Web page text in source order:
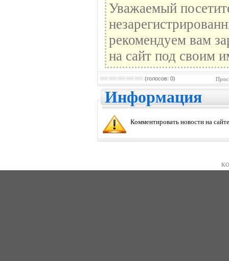
Уважаемый
рекомендуем вам
на сайт под своим
(голосов: 0)
Информация
Комментировать новости на